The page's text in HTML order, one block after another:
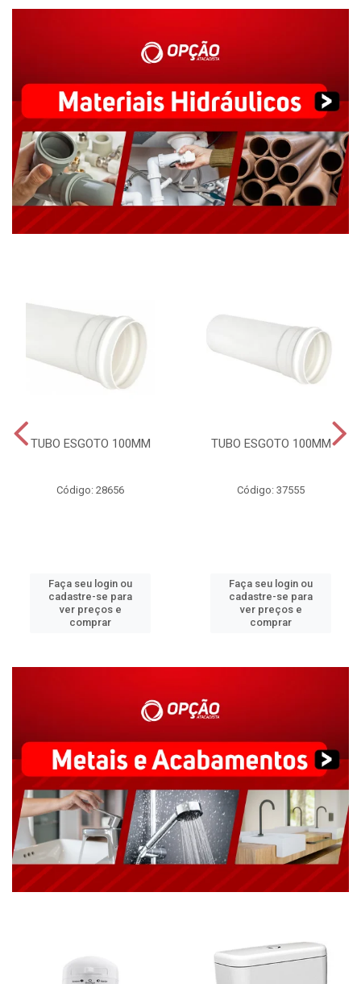
TUBO ESGOTO 100MM
Código: 28656
Faça seu login ou
cadastre-se para
ver preços e
comprar
TUBO ESGOTO 100MM
Código: 37555
Faça seu login ou
cadastre-se para
ver preços e
comprar